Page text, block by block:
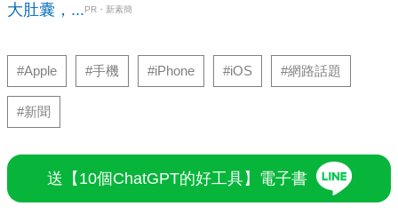
大肚囊，... PR・新素簡
#Apple #手機 #iPhone #iOS #網路話題
#新聞
送【10個ChatGPT的好工具】電子書